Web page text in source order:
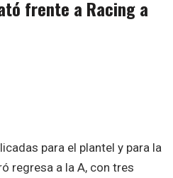
frente a Racing a
para el plantel y para la
regresa a la A, con tres